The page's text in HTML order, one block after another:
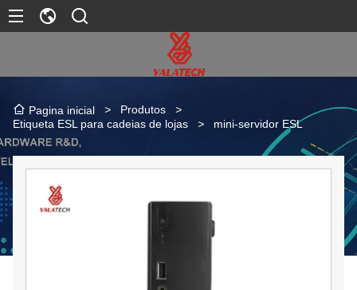
Pagina inicial > Produtos
>
Etiqueta ESL para cadeias de lojas
> mini-servidor ESL